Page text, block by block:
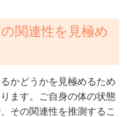
関連性を見極め
かどうかを見極めるため
ます。ご自身の体の状態
その関連性を推測するこ